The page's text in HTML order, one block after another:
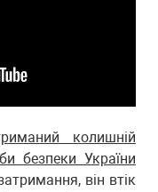
колишній
безпеки України
він втік